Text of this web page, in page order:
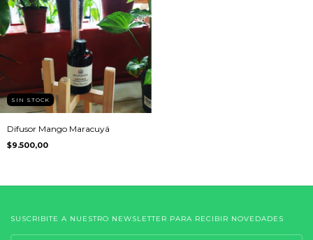
SIN STOCK
Difusor Mango Maracuyá
$9.500,00
SUSCRIBITE A NUESTRO NEWSLETTER PARA RECIBIR NOVEDADES